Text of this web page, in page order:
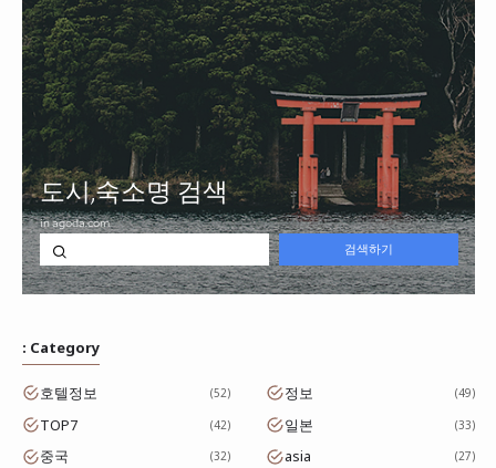
: Category
호텔정보 52 정보 49
TOP7 42 일본 33
중국 32 asia 27